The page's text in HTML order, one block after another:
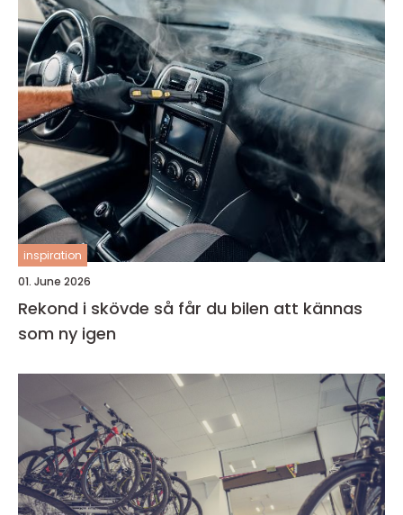
inspiration
01. June 2026
Rekond i skövde så får du bilen att kännas
som ny igen